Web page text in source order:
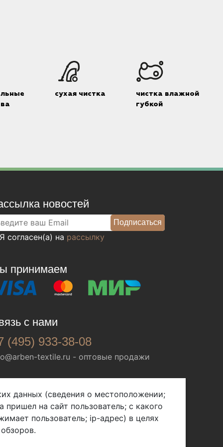
сухая чистка
чистка влажной
губкой
новостей
согласен(а) на рассылку
принимаем
с нами
(495) 933-38-08
textile.ru - оптовые продажи
данных (сведения о местоположении;
на сайт пользователь; с какого
пользователь; ip-адрес) в целях